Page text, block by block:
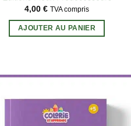
4,00 € TVA compris
AJOUTER AU PANIER